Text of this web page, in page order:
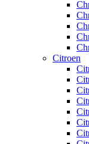
Citroen